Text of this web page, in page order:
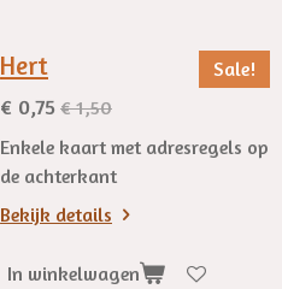
Sale!
Hert
€ 0,75 € 1,50
Enkele kaart met adresregels op
de achterkant
Bekijk details
In winkelwagen